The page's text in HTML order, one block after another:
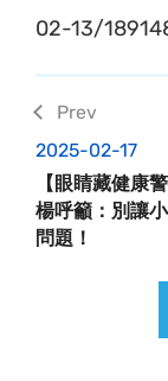
02-13/
2025-02-17
【眼睛藏健康
楊呼籲：別讓
問題！